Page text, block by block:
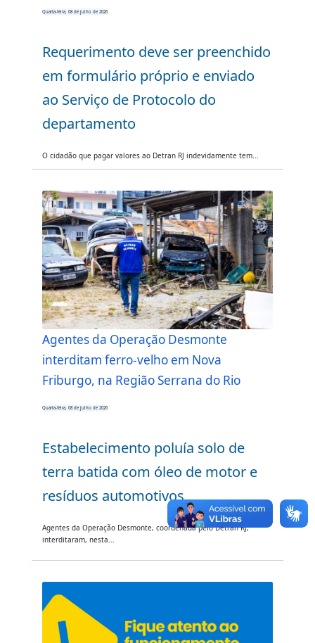
Quarta-feira, 08 de julho de 2026
Requerimento deve ser preenchido
em formulário próprio e enviado
ao Serviço de Protocolo do
departamento
O cidadão que pagar valores ao Detran RJ indevidamente tem...
Agentes da Operação Desmonte
interditam ferro-velho em Nova
Friburgo, na Região Serrana do Rio
Quarta-feira, 08 de julho de 2026
Estabelecimento poluía solo de
terra batida com óleo de motor e
resíduos automotivos
Agentes da Operação Desmonte, coordenada pelo Detran RJ,
interditaram, nesta...